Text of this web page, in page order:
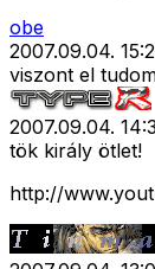
obe
2007.09.04.
viszont el
2007.09.04.
tök király ötlet!
http://